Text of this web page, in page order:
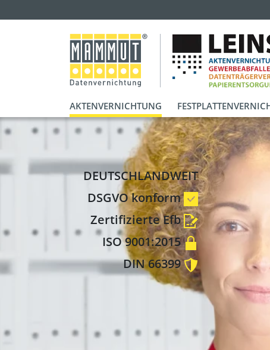
AKTENVERNICHTUNG
DEUTSCHLANDWEIT
DSGVO konform
Zertifizierte Efb
ISO 9001:2015
DIN 66399